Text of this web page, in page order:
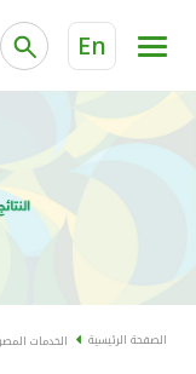
En
الخدمات المصرفية
الخدمات
خدمة "بيتك"
الخدمات
الحسابات
البطاقات
الصفحة الرئيسية الخدمات